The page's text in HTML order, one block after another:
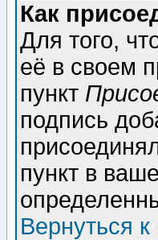
Как
Для того,
её в своем
пункт
подпись
пункт в
Вернуться к